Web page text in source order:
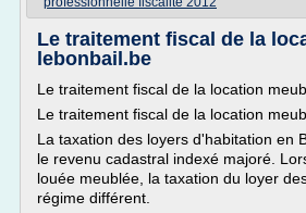
Le traitement fiscal de la
lebonbail.be
Le traitement fiscal de la location
Le traitement fiscal de la location
La taxation des loyers d'habitation en
le revenu cadastral indexé majoré.
louée meublée, la taxation du loyer
régime différent.